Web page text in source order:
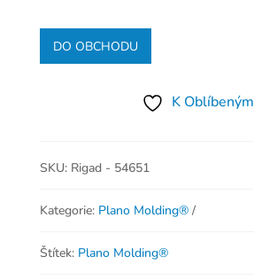
DO OBCHODU
K Oblíbeným
SKU: Rigad - 54651
Kategorie: Plano Molding®
Štítek: Plano Molding®